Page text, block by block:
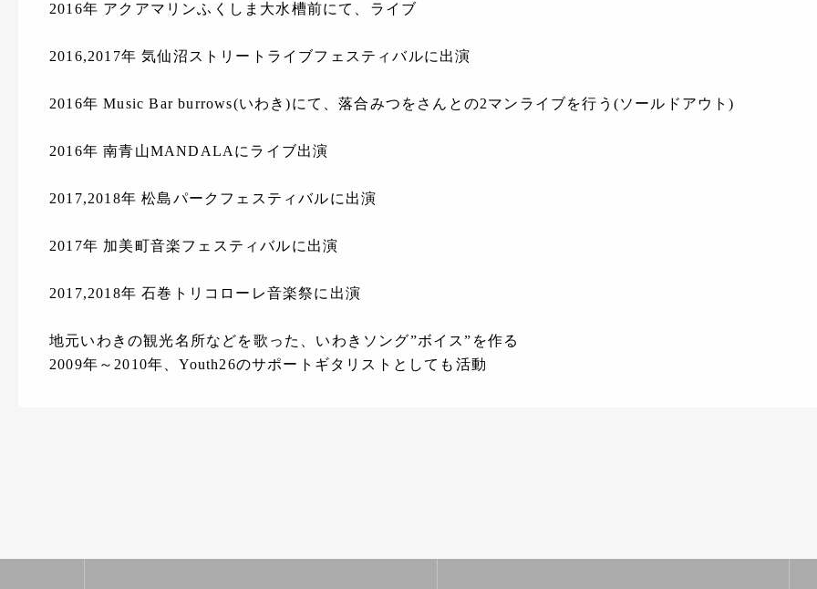
2016年 アクアマリンふくしま大水槽前にて、ライブ
2016,2017年 気仙沼ストリートライブフェスティバルに出演
2016年 Music Bar burrows(いわき)にて、落合みつをさんとの2マンライブを行う(ソールドアウト)
2016年 南青山MANDALAにライブ出演
2017,2018年 松島パークフェスティバルに出演
2017年 加美町音楽フェスティバルに出演
2017,2018年 石巻トリコローレ音楽祭に出演
地元いわきの観光名所などを歌った、いわきソング”ボイス”を作る
2009年～2010年、Youth26のサポートギタリストとしても活動